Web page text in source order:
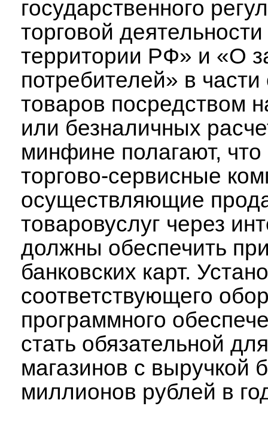
государственного
торговой
территории РФ» и «О
потребителей» в
товаров посредством
или безналичных
минфине полагают, что
торгово-сервисные
осуществляющие
товаровуслуг через
должны обеспечить
банковских карт.
соответствующего
программного
стать обязательной
магазинов с выручкой
миллионов рублей в